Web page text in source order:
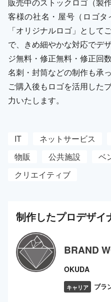
客様の社名・屋号（ロゴ
「オリジナルロゴ」として
で、きめ細やかな対応でデ
ジ無料・修正無料・修正回
名刺・封筒などの制作も承
ご購入後もロゴを活用した
力いたします。
IT ネットサービス
物販
公共施設
ベ
クリエイティブ
制作したプロデザイ
BRAND
OKUDA
キャリア ブラ